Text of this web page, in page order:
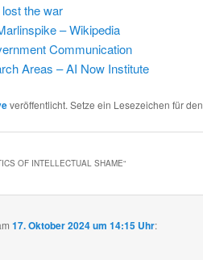
the war
– Wikipedia
Communication
Areas – AI Now Institute
veröffentlicht. Setze ein Lesezeichen für den
OF INTELLECTUAL SHAME“
17. Oktober 2024 um 14:15 Uhr: